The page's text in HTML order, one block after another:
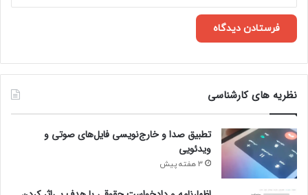
نظریه های کارشناسی
تطبیق صدا و خارج‌نویسی فایل‌های صوتی و
ویدئویی
3 هفته پیش